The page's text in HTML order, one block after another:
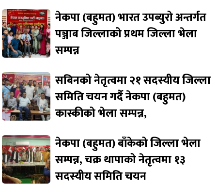
नेकपा (बहुमत) भारत उपब्युरो अन्तर्गत
पञ्जाब जिल्लाको प्रथम जिल्ला भेला
सम्पन्न
सबिनको नेतृत्वमा २१ सदस्यीय जिल्ला
समिति चयन गर्दै नेकपा (बहुमत)
कास्कीको भेला सम्पन्न,
नेकपा (बहुमत) बाँकेको जिल्ला भेला
सम्पन्न, चक्र थापाको नेतृत्वमा १३
सदस्यीय समिति चयन